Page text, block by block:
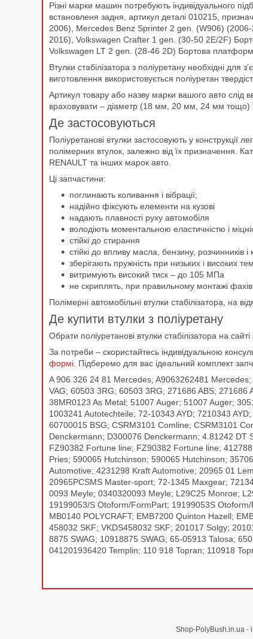
Різні марки машин потребують індивідуального
встановленя задня, артикул деталі 010215,
2006), Mercedes Benz Sprinter 2 gen. (W906)
2016), Volkswagen Crafter 1 gen. (30-50 2E/2F)
Volkswagen LT 2 gen. (28-46 2D) Бортова
Втулки стабілізатора з поліуретану необхідні для
виготовлення використовується поліуретан
Артикул товару або назву марки вашого авто слід
враховувати – діаметр (18 мм, 20 мм, 24 мм тощо) і
Де застосовуються
Поліуретанові втулки застосовують у конструкції
полімерних втулок, залежно від їх призначення.
RENAULT та інших марок авто.
Ці запчастини:
поглинають коливання і вібрації;
надійно фіксують елементи на кузові
надають плавності руху автомобіля
володіють моментальною еластичністю і
стійкі до стирання
стійкі до впливу масла, бензину, розчинників
зберігають пружність при низьких і високих
витримують високий тиск – до 105 МПа
не скриплять, при правильному монтажі
Полімерні автомобільні втулки стабілізатора, на
Де купити втулки з поліуретану
Обрати поліуретанові втулки стабілізатора на сайті
За потреби – скористайтесь індивідуальною
формі. Підберемо для вас ідеальний комплект
A 906 326 24 81 Mercedes; A9063262481
VAG; 60503 3RG; 60503 3RG; 271686 ABS; 271686
38MR0123 As Metal; 51007 Auger; 51007 Auger;
1003241 Autotechteile; 72-10343 AYD; 7210343
60700015 BSG; CSRM3101 Comline; CSRM3101
Denckermann; D300076 Denckermann; 4.81242
FZ90382 Fortune line; FZ90382 Fortune line;
Pries; 590065 Hutchinson; 590065 Hutchinson;
Automotive; 4231298 Kraft Automotive; 20965 01
20965PCSMS Master-sport; 72-1345 Maxgear;
0093 Meyle; 0340320093 Meyle; L29C25 Monroe;
19199053/S Otoform/FormPart; 19199053S
MB0140 POLYCRAFT; EMB7200 Quinton Hazell;
458032 SKF; VKDS458032 SKF; 201017 Solgy;
8875 SWAG; 10918875 SWAG; 65-05913 Talosa;
041201936420 Templin; 110 918 Topran; 110918